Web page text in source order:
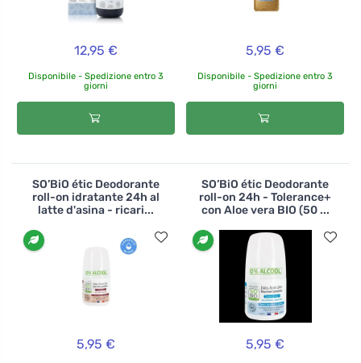
12,95 €
Disponibile - Spedizione entro 3
giorni
5,95 €
Disponibile - Spedizione entro 3
giorni
SO’BiO étic Deodorante
roll-on idratante 24h al
latte d'asina - ricari...
5,95 €
SO’BiO étic Deodorante
roll-on 24h - Tolerance+
con Aloe vera BIO (50 ...
5,95 €